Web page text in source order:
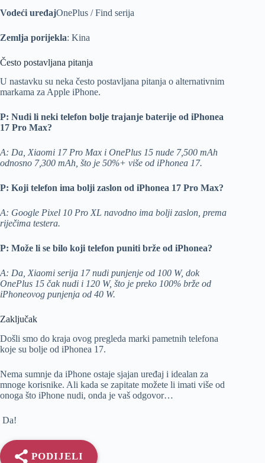
Vodeći uređajOnePlus / Find serija
Zemlja porijekla: Kina
Često postavljana pitanja
U nastavku su neka često postavljana pitanja o alternativnim
markama za Apple iPhone.
P: Nudi li neki telefon bolje trajanje baterije od iPhonea
17 Pro Max?
A: Da, Xiaomi 17 Pro Max i OnePlus 15 nude 7,500 mAh
odnosno 7,300 mAh, što je 50%+ više od iPhonea 17.
P: Koji telefon ima bolji zaslon od iPhonea 17 Pro Max?
A: Google Pixel 10 Pro XL navodno ima bolji zaslon, prema
riječima testera.
P: Može li se bilo koji telefon puniti brže od iPhonea?
A: Da, Xiaomi serija 17 nudi punjenje od 100 W, dok
OnePlus 15 čak nudi i 120 W, što je preko 100% brže od
iPhoneovog punjenja od 40 W.
Zaključak
Došli smo do kraja ovog pregleda marki pametnih telefona
koje su bolje od iPhonea 17.
Nema sumnje da iPhone ostaje sjajan uređaj i idealan za
mnoge korisnike. Ali kada se zapitate možete li imati više od
onoga što iPhone nudi, onda je vaš odgovor…
Da!
PODIJELI